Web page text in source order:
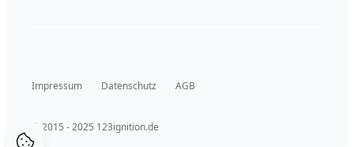
Impressum Datenschutz AGB
© 2015 - 2025 123ignition.de